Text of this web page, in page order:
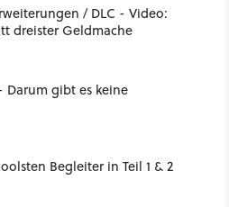
/ DLC - Video:
dreister Geldmache
Darum gibt es keine
Begleiter in Teil 1 & 2